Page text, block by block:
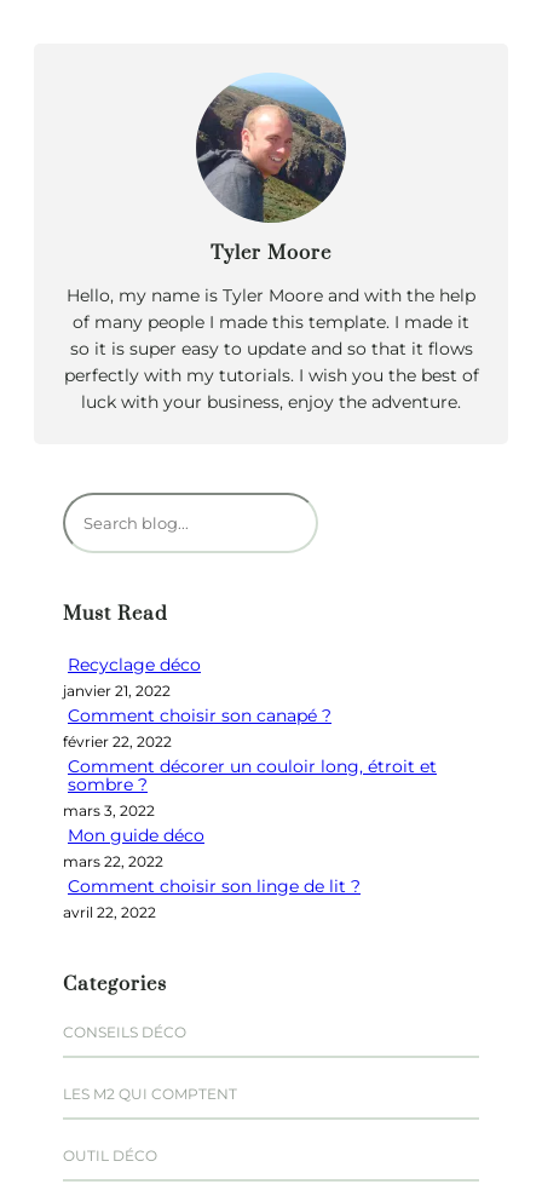
Tyler Moore
Hello, my name is Tyler Moore and with the help
of many people I made this template. I made it
so it is super easy to update and so that it flows
perfectly with my tutorials. I wish you the best of
luck with your business, enjoy the adventure.
R
e
e
c
h
e
Must Read
Recyclage déco
janvier 21, 2022
Comment choisir son canapé ?
février 22, 2022
Comment décorer un couloir long, étroit et
sombre ?
mars 3, 2022
Mon guide déco
mars 22, 2022
Comment choisir son linge de lit ?
avril 22, 2022
Categories
CONSEILS DÉCO
LES M2 QUI COMPTENT
OUTIL DÉCO